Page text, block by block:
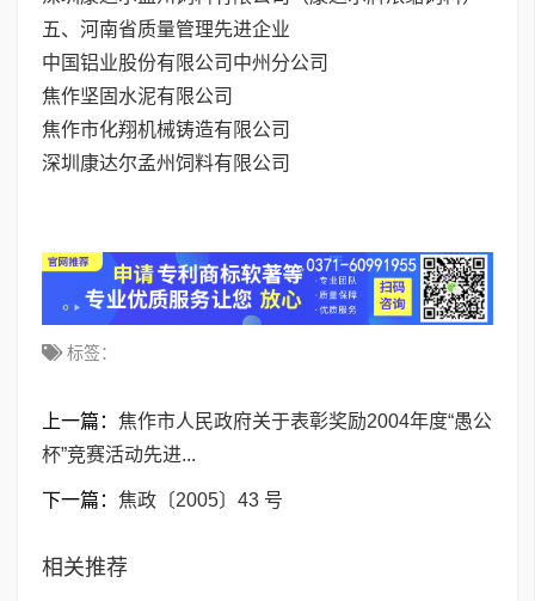
五、河南省质量管理先进企业
中国铝业股份有限公司中州分公司
焦作坚固水泥有限公司
焦作市化翔机械铸造有限公司
深圳康达尔孟州饲料有限公司
标签：
上一篇： 焦作市人民政府关于表彰奖励2004年度“愚公
杯”竞赛活动先进...
下一篇： 焦政〔2005〕43 号
相关推荐